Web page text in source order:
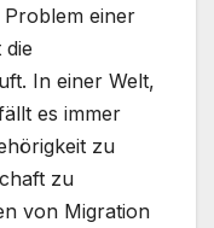
einer
die
In einer Welt,
es immer
zu
zu
von Migration